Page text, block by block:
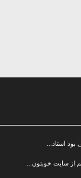
از سایت خوبتون...